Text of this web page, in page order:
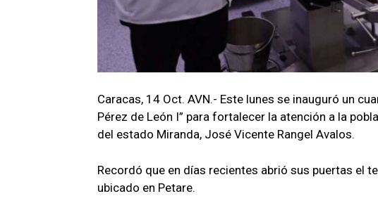
Caracas, 14 Oct. AVN.- Este lunes se inauguró un
Pérez de León I” para fortalecer la atención a la
del estado Miranda, José Vicente Rangel Avalos.
Recordó que en días recientes abrió sus puertas el
ubicado en Petare.